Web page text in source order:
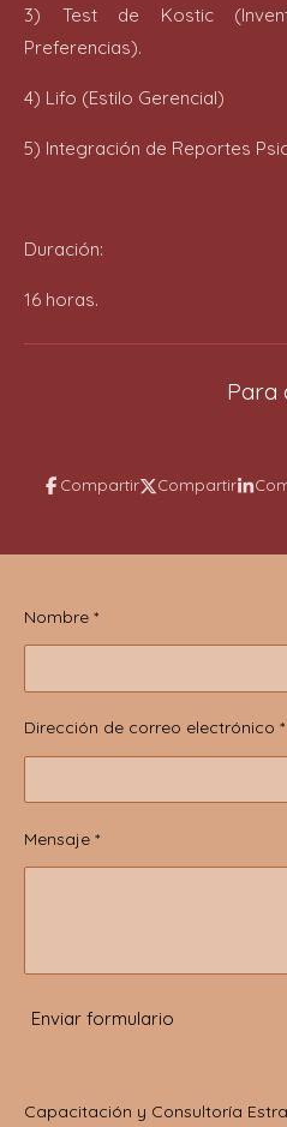
3) Test de Kostic
Preferencias).
4) Lifo (Estilo Gerencial)
5) Integración de Reportes
Duración:
16 horas.
Para
Compartir Compartir
Nombre *
Dirección de correo electrónico *
Mensaje *
Enviar formulario
Capacitación y Consultoría